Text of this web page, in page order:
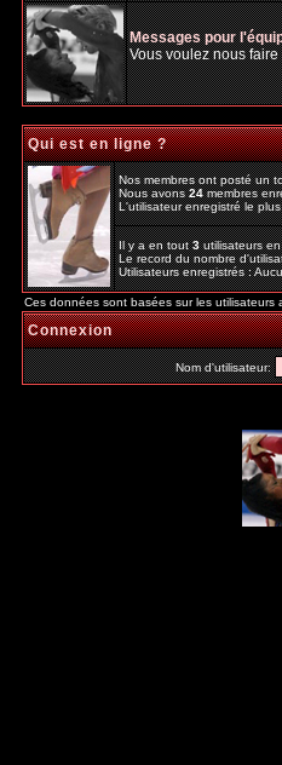
Messages pour
Vous voulez nous
Qui est en ligne ?
Nos membres ont posté un
Nous avons24membres
L'utilisateur enregistré le
Il y a en tout3utilisateurs
Le record du nombre
Utilisateurs enregistrés :
Ces données sont basées sur les utilisateurs
Connexion
Nom d'utilisateur: